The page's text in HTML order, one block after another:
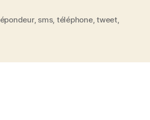
, sms, téléphone,tweet,